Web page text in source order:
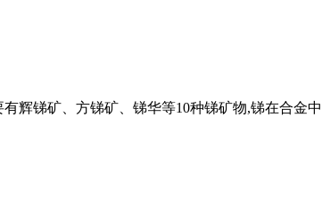
辉锑矿、方锑矿、锑华等10种锑矿物,锑在合金